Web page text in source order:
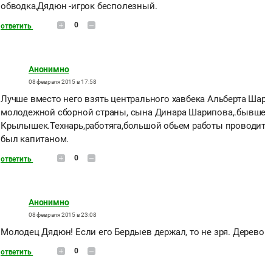
обводка,Дядюн -игрок бесполезный.
ответить 0
Анонимно
08 февраля 2015 в 17:58
Лучше вместо него взять центрального хавбека Альберта
молодежной сборной страны, сына Динара
Крылышек.Технарь,работяга,большой обьем работы
был капитаном.
ответить 0
Анонимно
08 февраля 2015 в 23:08
Молодец Дядюн! Если его Бердыев держал, то не зря. Дерево
ответить 0